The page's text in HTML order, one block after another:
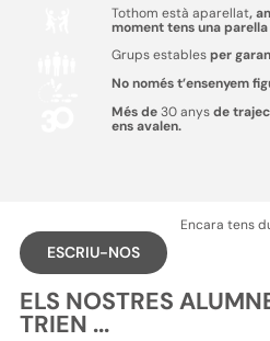
Tothom està aparellat,
moment tens una
Grups establesper
No només t’ensenyem
Més de30 anysde
ens avalen.
Encara tens
ESCRIU-NOS
ELS NOSTRES
TRIEN ...